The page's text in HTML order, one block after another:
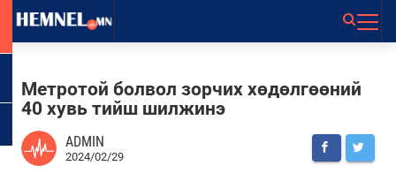
Метротой болвол зорчих хөдөлгөөний
40 хувь тийш шилжинэ
ADMIN
2024/02/29